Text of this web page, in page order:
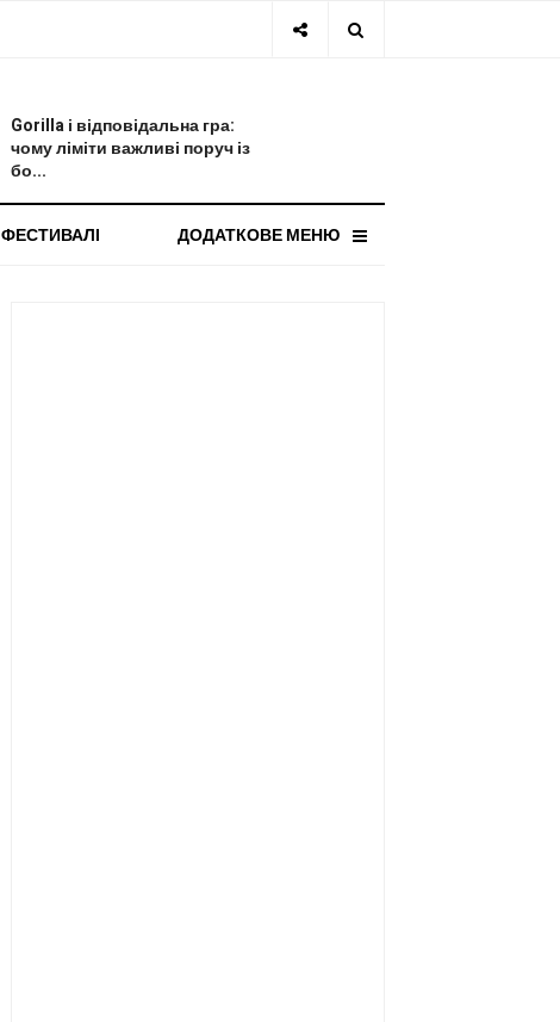
Gorilla і відповідальна гра:
чому ліміти важливі поруч із
бо...
ДОДАТКОВЕ МЕНЮ
ФЕСТИВАЛІ